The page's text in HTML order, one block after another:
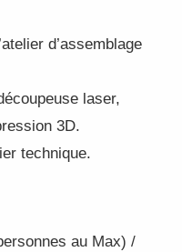
d’assemblage
laser,
3D.
technique.
au Max) /